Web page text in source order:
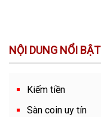
NỘI DUNG NỔI BẬT
Kiếm tiền
Sàn coin uy tín